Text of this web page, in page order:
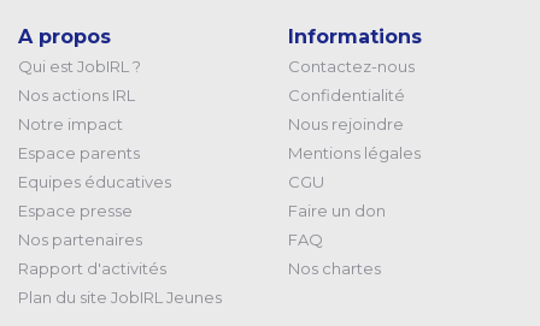
A propos
Qui est JobIRL ?
Nos actions IRL
Notre impact
Espace parents
Equipes éducatives
Espace presse
Nos partenaires
Rapport d'activités
Plan du site JobIRL Jeunes
Informations
Contactez-nous
Confidentialité
Nous rejoindre
Mentions légales
CGU
Faire un don
FAQ
Nos chartes